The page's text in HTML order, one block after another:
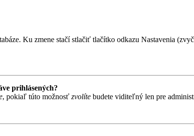
Ku zmene stačí stlačiť tlačítko odkazu Nastavenia
prihlásených?
, pokiaľ túto možnosť zvolíte budete viditeľný len pre